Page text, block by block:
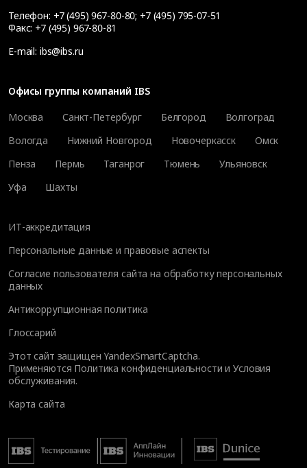
Телефон: +7 (495) 967-80-80; +7 (495) 795-07-51
Факс: +7 (495) 967-80-81
E-mail: ibs@ibs.ru
Офисы группы компаний IBS
Москва
Санкт-Петербург Белгород
Волгоград
Вологда
Нижний Новгород Новочеркасск
Омск
Пенза
Пермь Таганрог Тюмень
Ульяновск
Уфа
Шахты
ИТ-аккредитация
Персональные данные и правовые аспекты
Согласие пользователя сайта на обработку персональных
данных
Антикоррупционная политика
Глоссарий
Этот сайт защищен YandexSmartCaptcha.
Применяются Политика конфиденциальности иУсловия
обслуживания.
Карта сайта